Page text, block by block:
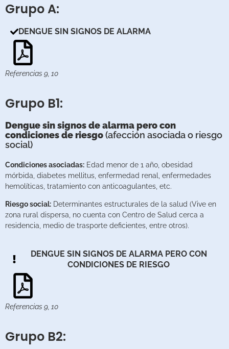
Grupo A:
DENGUE SIN SIGNOS DE ALARMA
Referencias 9, 10
Grupo B1:
Dengue sin signos de alarma pero con
condiciones de riesgo(afección asociada o riesgo
social)
Condiciones asociadas: Edad menor de 1 año, obesidad
mórbida, diabetes mellitus, enfermedad renal, enfermedades
hemolíticas, tratamiento con anticoagulantes, etc.
Riesgo social: Determinantes estructurales de la salud (Vive en
zona rural dispersa, no cuenta con Centro de Salud cerca a
residencia, medio de trasporte deficientes, entre otros).
DENGUE SIN SIGNOS DE ALARMA PERO CON
CONDICIONES DE RIESGO
Referencias 9, 10
Grupo B2: